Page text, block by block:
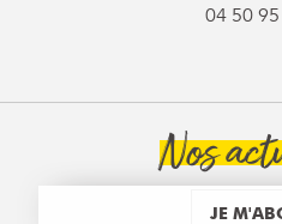
04 50
Nos
JE